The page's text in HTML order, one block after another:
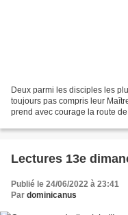
Deux parmi les disciples les
toujours pas compris leur
prend avec courage la route
Lectures 13e
Publié le 24/06/2022 à 23:41
Par dominicanus